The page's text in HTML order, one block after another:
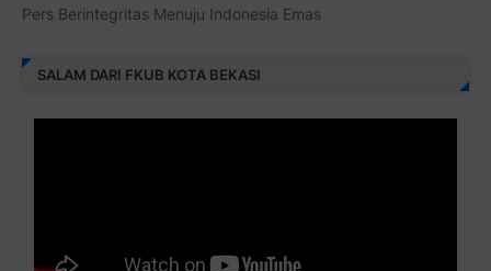
Pers Berintegritas Menuju Indonesia Emas
SALAM DARI FKUB KOTA BEKASI